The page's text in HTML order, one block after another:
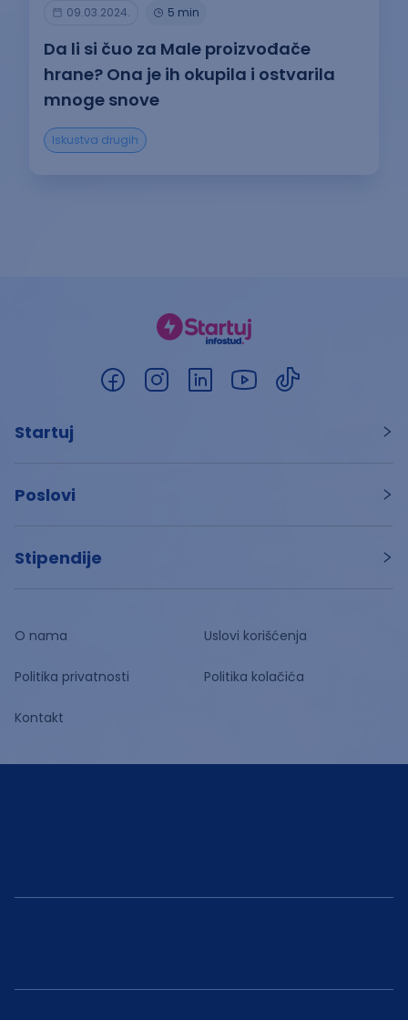
09.03.2024. 5 min
Da li si čuo za Male proizvođače
hrane? Ona je ih okupila i ostvarila
mnoge snove
Iskustva drugih
Startuj
Poslovi
Stipendije
O nama Uslovi korišćenja
Politika privatnosti Politika kolačića
Kontakt